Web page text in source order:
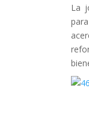
La
para